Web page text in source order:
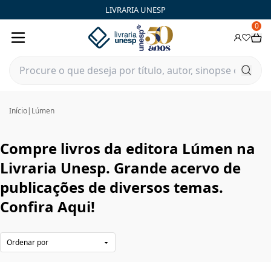
LIVRARIA UNESP
0
Início| Lúmen
Compre livros da editora Lúmen na
Livraria Unesp. Grande acervo de
publicações de diversos temas.
Confira Aqui!
Lúmen|Livraria Unesp | FastStore PLP